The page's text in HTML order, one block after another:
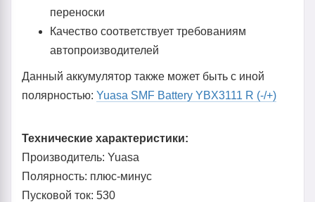
переноски
Качество соответствует требованиям
автопроизводителей
Данный аккумулятор также может быть с иной
полярностью: Yuasa SMF Battery YBX3111 R (-/+)
Технические характеристики:
Производитель: Yuasa
Полярность: плюс-минус
Пусковой ток: 530